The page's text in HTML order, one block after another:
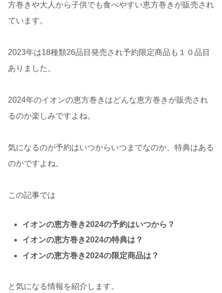
方巻きや大人から子供でも食べやすい恵方巻きが販売され
ています。
2023年は18種類26品目発売され予約限定商品も１０品目
ありました。
2024年のイオンの恵方巻きはどんな恵方巻きが販売され
るのか楽しみですよね。
気になるのが予約はいつからいつまでなのか、特典はある
のかですよね。
この記事では
イオンの恵方巻き2024の予約はいつから？
イオンの恵方巻き2024の特典は？
イオンの恵方巻き2024の限定商品は？
と気になる情報を紹介します。